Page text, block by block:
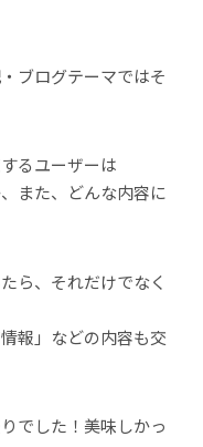
ブログテーマではそ
るユーザーは
また、どんな内容に
ら、それだけでなく
報」などの内容も交
でした！美味しかっ